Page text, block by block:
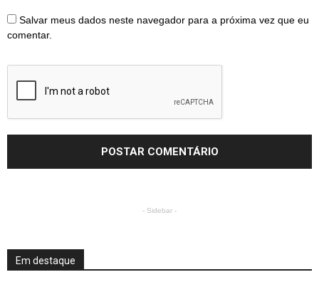
Salvar meus dados neste navegador para a próxima vez que eu
comentar.
- Sidebar -
Em destaque